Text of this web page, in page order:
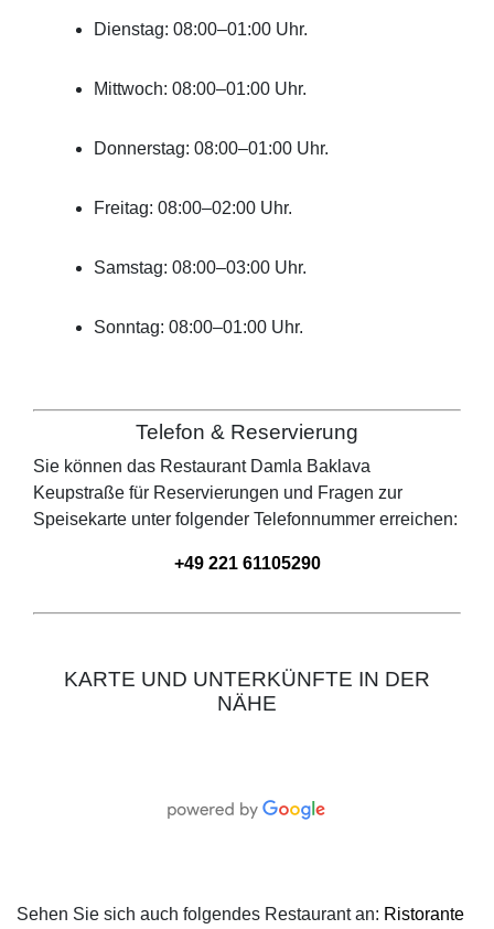
Dienstag: 08:00–01:00 Uhr.
Mittwoch: 08:00–01:00 Uhr.
Donnerstag: 08:00–01:00 Uhr.
Freitag: 08:00–02:00 Uhr.
Samstag: 08:00–03:00 Uhr.
Sonntag: 08:00–01:00 Uhr.
Telefon & Reservierung
Sie können das Restaurant Damla Baklava
Keupstraße für Reservierungen und Fragen zur
Speisekarte unter folgender Telefonnummer erreichen:
+49 221 61105290
KARTE UND UNTERKÜNFTE IN DER
NÄHE
Sehen Sie sich auch folgendes Restaurant an: Ristorante